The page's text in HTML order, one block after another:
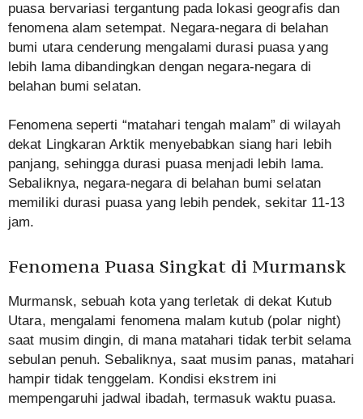
puasa bervariasi tergantung pada lokasi geografis dan
fenomena alam setempat. Negara-negara di belahan
bumi utara cenderung mengalami durasi puasa yang
lebih lama dibandingkan dengan negara-negara di
belahan bumi selatan.
Fenomena seperti “matahari tengah malam” di wilayah
dekat Lingkaran Arktik menyebabkan siang hari lebih
panjang, sehingga durasi puasa menjadi lebih lama.
Sebaliknya, negara-negara di belahan bumi selatan
memiliki durasi puasa yang lebih pendek, sekitar 11-13
jam.
Fenomena Puasa Singkat di Murmansk
Murmansk, sebuah kota yang terletak di dekat Kutub
Utara, mengalami fenomena malam kutub (polar night)
saat musim dingin, di mana matahari tidak terbit selama
sebulan penuh. Sebaliknya, saat musim panas, matahari
hampir tidak tenggelam. Kondisi ekstrem ini
mempengaruhi jadwal ibadah, termasuk waktu puasa.